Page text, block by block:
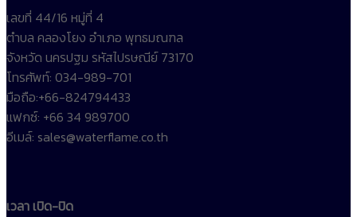
เลขที่ 44/16 หมู่ที่ 4
ตำบล คลองโยง อำเภอ พุทธมณฑล
จังหวัด นครปฐม รหัสไปรษณีย์ 73170
โทรศัพท์: 034-989-701
มือถือ:+66-824794433
แฟกซ์: +66 34 989700
อีเมล์: sales@waterflame.co.th
เวลา เปิด-ปิด